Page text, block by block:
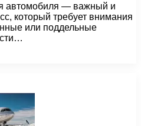
автомобиля — важный и
который требует внимания
или поддельные